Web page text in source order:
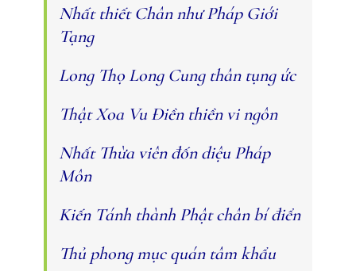
Nhất thiết Chân như Pháp Giới
Tạng
Long Thọ Long Cung thân tụng ức
Thật Xoa Vu Điền thiền vi ngôn
Nhất Thừa viên đốn diệu Pháp
Môn
Kiến Tánh thành Phật chân bí điển
Thủ phong mục quán tâm khẩu